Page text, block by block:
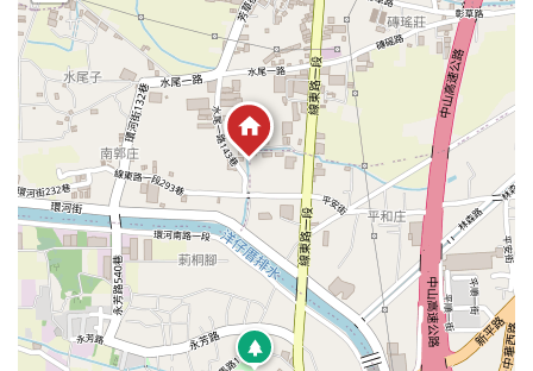
5-10 年 10-20 年
20-30 年 30-40 年
40 年以上
售價